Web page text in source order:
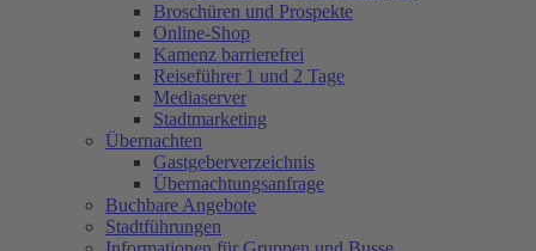
Broschüren und Prospekte
Online-Shop
Kamenz barrierefrei
Reiseführer 1 und 2 Tage
Mediaserver
Stadtmarketing
Übernachten
Gastgeberverzeichnis
Übernachtungsanfrage
Buchbare Angebote
Stadtführungen